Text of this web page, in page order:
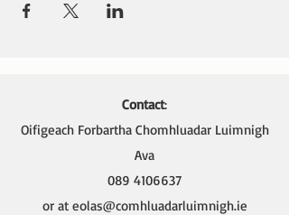
Contact:
Oifigeach Forbartha Chomhluadar Luimnigh
Ava
089 4106637
or at eolas@comhluadarluimnigh.ie